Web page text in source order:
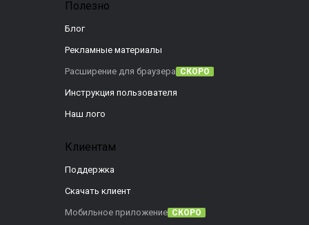
Полезно
Блог
Рекламные материалы
Расширение для браузера СКОРО
Инструкция пользователя
Наш лого
Клиентам
Поддержка
Скачать клиент
Мобильное приложение СКОРО